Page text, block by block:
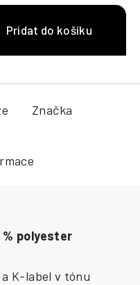
Značka
% polyester
K-label v tónu